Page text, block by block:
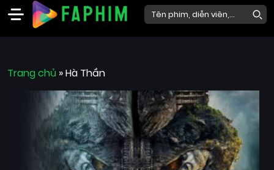
Phim
Trang chủ »Hà Thần